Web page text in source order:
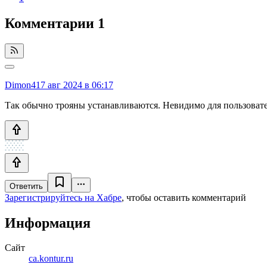
Комментарии 1
Dimon41 7 авг 2024 в 06:17
Так обычно трояны устанавливаются. Невидимо для
Ответить
Зарегистрируйтесь на Хабре, чтобы оставить комментарий
Информация
Сайт
ca.kontur.ru